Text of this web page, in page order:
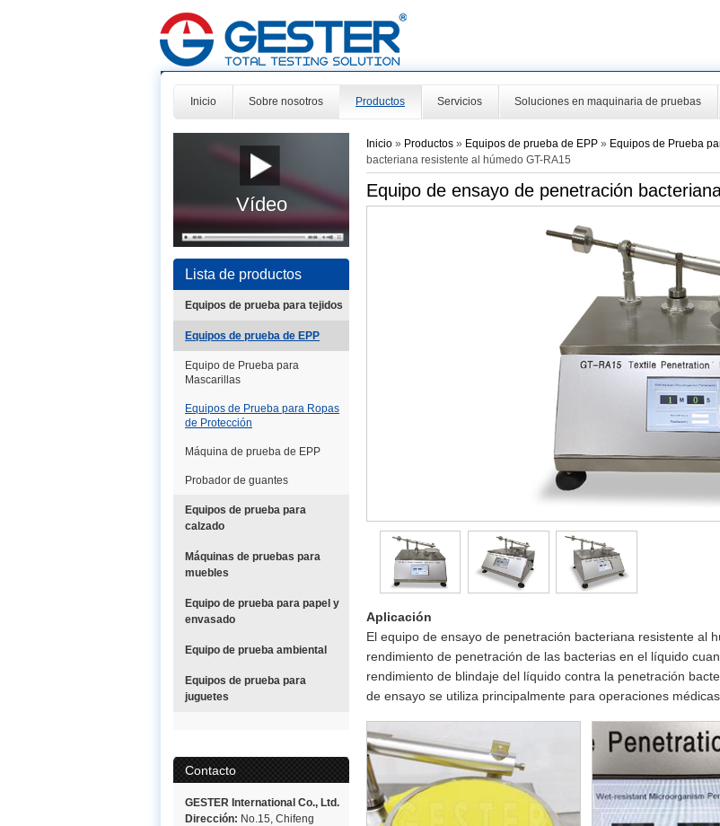
Inicio Sobre nosotros Productos Servicios Soluciones en maquinaria de pruebas
Vídeo
Lista de productos
Equipos de prueba para tejidos
Equipos de prueba de EPP
Equipo de Prueba para
Mascarillas
Equipos de Prueba para Ropas
de Protección
Máquina de prueba de EPP
Probador de guantes
Equipos de prueba para
calzado
Máquinas de pruebas para
muebles
Equipo de prueba para papel y
envasado
Equipo de prueba ambiental
Equipos de prueba para
juguetes
Contacto
GESTER International Co., Ltd.
Dirección: No.15, Chifeng
Inicio » Productos » Equipos de prueba de EPP » Equipos de Prueba
bacteriana resistente al húmedo GT-RA15
Equipo de ensayo de penetración
Aplicación
El equipo de ensayo de penetración bacteriana resistente al
rendimiento de penetración de las bacterias en el líquido
rendimiento de blindaje del líquido contra la penetración
de ensayo se utiliza principalmente para operaciones